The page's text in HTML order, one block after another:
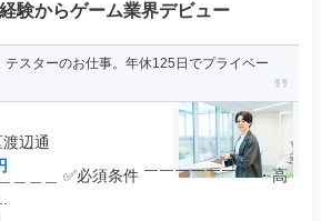
験からゲーム業界デビュー
テスターのお仕事。年休125日でプライベー
辺通
＿＿＿ ✅必須条件 ￣￣￣￣￣￣￣ ・高